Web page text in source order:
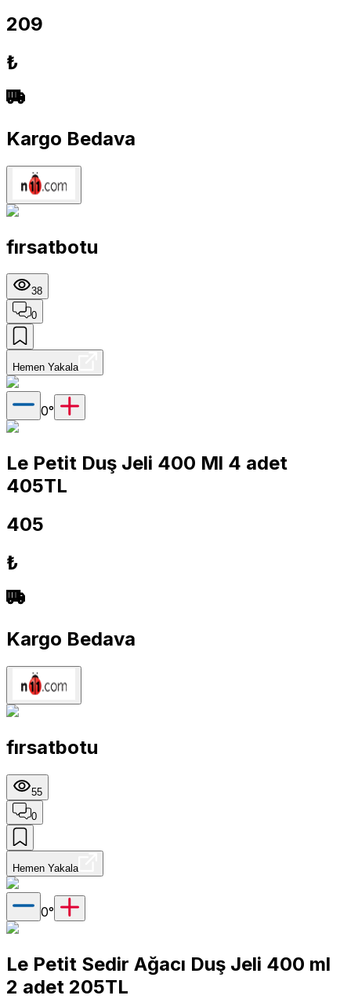
209
₺
Kargo Bedava
fırsatbotu
38
0
Hemen Yakala
0°
Le Petit Duş Jeli 400 Ml 4 adet
405TL
405
₺
Kargo Bedava
fırsatbotu
55
0
Hemen Yakala
0°
Le Petit Sedir Ağacı Duş Jeli 400 ml
2 adet 205TL